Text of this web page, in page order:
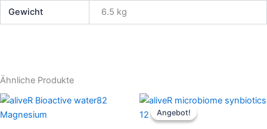
Gewicht 6.5 kg
Ähnliche Produkte
Angebot!
Angebot!
Ursprünglicher
Preis
war:
Aktueller
Preis